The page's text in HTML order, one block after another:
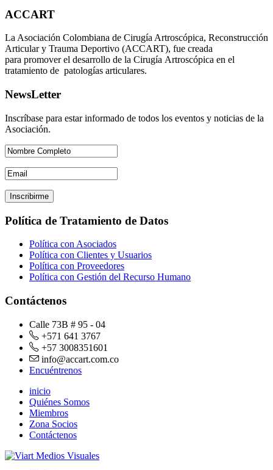
ACCART
La Asociación Colombiana de Cirugía Artroscópica, Reconstrucción
Articular y Trauma Deportivo (ACCART), fue creada
para promover el desarrollo de la Cirugía Artroscópica en el
tratamiento de patologías articulares.
NewsLetter
Inscríbase para estar informado de todos los eventos y noticias de la
Asociación.
Política de Tratamiento de Datos
Política con Asociados
Política con Clientes y Usuarios
Política con Proveedores
Política con Gestión del Recurso Humano
Contáctenos
Calle 73B # 95 - 04
+571 641 3767
+57 3008351601
info@accart.com.co
Encuéntrenos
inicio
Quiénes Somos
Miembros
Zona Socios
Contáctenos